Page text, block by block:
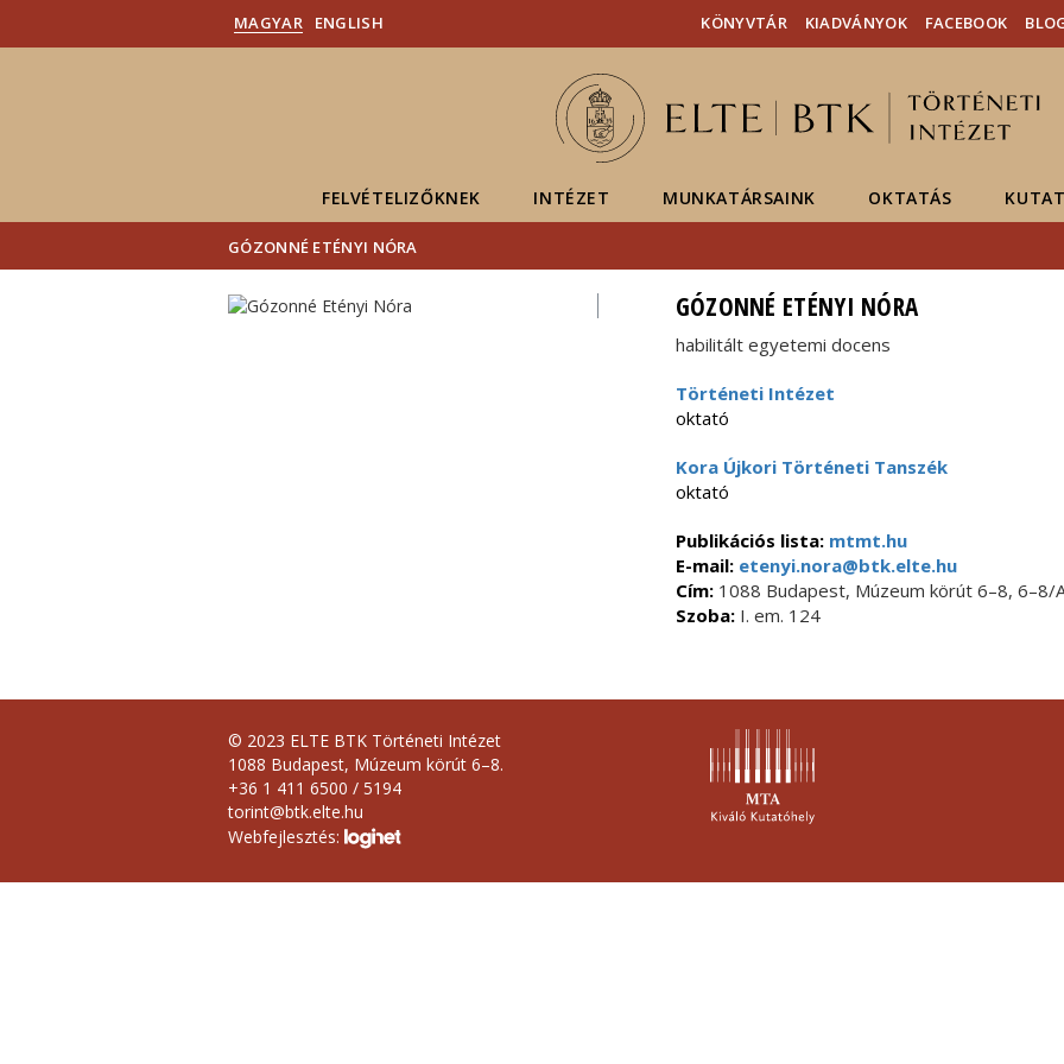
Hírek
Események
ELTE a
MAGYAR ENGLISH KÖNYVTÁR KIADVÁNYOK FACEBOOK
FELVÉTELIZŐKNEK INTÉZET MUNKATÁRSAINK OKTATÁS
GÓZONNÉ ETÉNYI NÓRA
GÓZONNÉ ETÉNYI NÓRA
habilitált egyetemi docens
Történeti Intézet
oktató
Kora Újkori Történeti Tanszék
oktató
Publikációs lista: mtmt.hu
E-mail:etenyi.nora@btk.elte.hu
Cím:1088 Budapest, Múzeum körút 6–8, 6–8/
Szoba:I. em. 124
© 2023 ELTE BTK Történeti Intézet
1088 Budapest, Múzeum körút 6–8.
+36 1 411 6500 / 5194
torint@btk.elte.hu
Webfejlesztés: